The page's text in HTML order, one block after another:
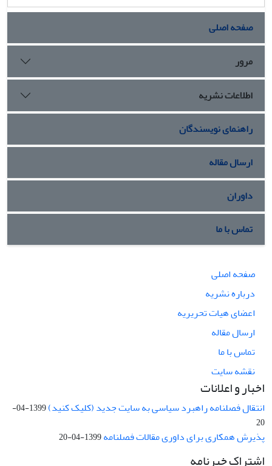
صفحه اصلی
مرور
اطلاعات نشریه
راهنمای نویسندگان
ارسال مقاله
داوران
تماس با ما
صفحه اصلی
درباره نشریه
اعضای هیات تحریریه
ارسال مقاله
تماس با ما
نقشه سایت
اخبار و اعلانات
انتقال فصلنامه راهبرد سیاسی به سایت جدید (کلیک کنید)
1399-04-
20
پذیرش همکاری برای داوری مقالات فصلنامه1399-04-20
اشتراک خبرنامه